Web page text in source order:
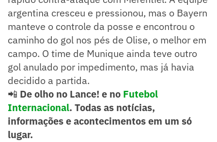
argentina cresceu e pressionou, mas o Bayern
manteve o controle da posse e encontrou o
caminho do gol nos pés de Olise, o melhor em
campo. O time de Munique ainda teve outro
gol anulado por impedimento, mas já havia
decidido a partida.
📲 De olho no Lance! e no Futebol
Internacional. Todas as notícias,
informações e acontecimentos em um só
lugar.